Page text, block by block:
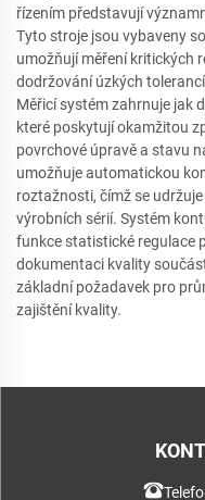
řízením představují
Tyto stroje jsou vybaveny
umožňují měření kritických
dodržování úzkých
Měřicí systém zahrnuje jak
které poskytují okamžitou
povrchové úpravě a stavu
umožňuje automatickou
roztažnosti, čímž se
výrobních sérií. Systém
funkce statistické regulace
dokumentaci kvality
základní požadavek pro
zajištění kvality.